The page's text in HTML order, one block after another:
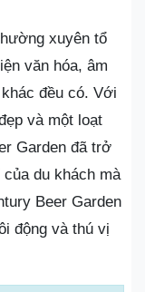
xuyên tổ
văn hóa, âm
đều có. Với
và một loạt
Garden đã trở
du khách mà
Beer Garden
động và thú vị